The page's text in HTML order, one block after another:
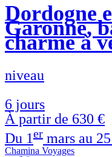
Dordogne
Garonne,
charme à
niveau
6 jours
À partir de 630 €
Du 1er mars au
Chamina Voyages